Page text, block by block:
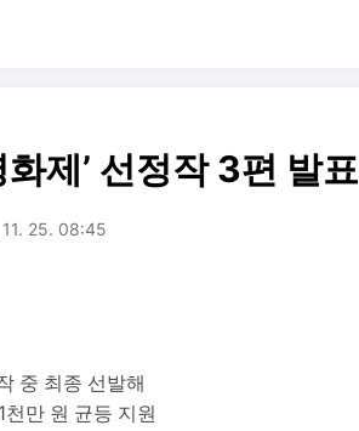
화제’ 선정작 3편 발표
25. 08:45
중 최종 선발해
만 원 균등 지원